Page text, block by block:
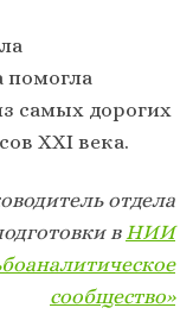
помогла
самых дорогих
XXI века.
отдела
в НИИ
сообщество»